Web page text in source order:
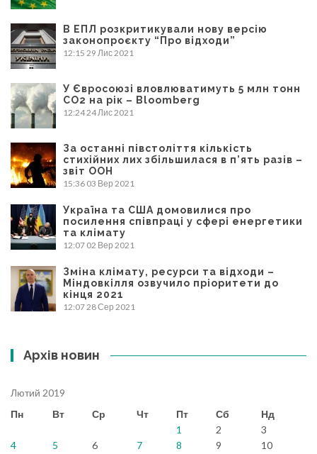
В ЕПЛ розкритикували нову версію
законопроєкту “Про відходи”
12:15 29 Лис 2021
У Євросоюзі вловлюватимуть 5 млн тонн
CO2 на рік – Bloomberg
12:2424 Лис 2021
За останні півстоліття кількість
стихійних лих збільшилася в п’ять разів –
звіт ООН
15:36 03 Вер 2021
Україна та США домовилися про
посилення співпраці у сфері енергетики
та клімату
12:07 02 Вер 2021
Зміна клімату, ресурси та відходи –
Міндовкілля озвучило пріоритети до
кінця 2021
12:0728 Сер 2021
Архів новин
Лютий 2019
Пн
Вт Ср Чт Пт Сб
Нд
1
2
3
4
5 6 7 8 9
10